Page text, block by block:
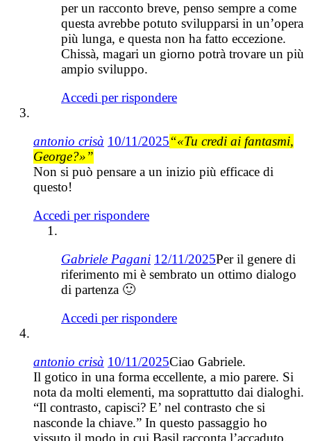
per un racconto breve, penso sempre a come
questa avrebbe potuto svilupparsi in un’opera
più lunga, e questa non ha fatto eccezione.
Chissà, magari un giorno potrà trovare un più
ampio sviluppo.
Accedi per rispondere
antonio crisà 10/11/2025“«Tu credi ai fantasmi,
George?»”
Non si può pensare a un inizio più efficace di
questo!
Accedi per rispondere
Gabriele Pagani 12/11/2025Per il genere di
riferimento mi è sembrato un ottimo dialogo
di partenza 🙂
Accedi per rispondere
antonio crisà 10/11/2025Ciao Gabriele.
Il gotico in una forma eccellente, a mio parere. Si
nota da molti elementi, ma soprattutto dai dialoghi.
“Il contrasto, capisci? E’ nel contrasto che si
nasconde la chiave.” In questo passaggio ho